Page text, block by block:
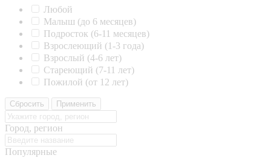
Любой
Малыш (до 6 месяцев)
Подросток (6-11 месяцев)
Взрослеющий (1-3 года)
Взрослый (4-6 лет)
Стареющий (7-11 лет)
Пожилой (от 12 лет)
Сбросить Применить
Город, регион
Популярные